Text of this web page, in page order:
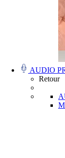
AUDIO
Retour